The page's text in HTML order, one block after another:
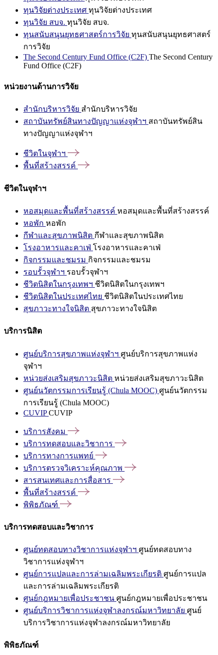
ทุนวิจัยต่างประเทศ ทุนวิจัยต่างประเทศ
ทุนวิจัย สบจ. ทุนวิจัย สบจ.
ทุนสนับสนุนยุทธศาสตร์การวิจัย ทุนสนับสนุนยุทธศาสตร์
การวิจัย
The Second Century Fund Office (C2F) The Second Century
Fund Office (C2F)
หน่วยงานด้านการวิจัย
สำนักบริหารวิจัย สำนักบริหารวิจัย
สถาบันทรัพย์สินทางปัญญาแห่งจุฬาฯ สถาบันทรัพย์สิน
ทางปัญญาแห่งจุฬาฯ
ชีวิตในจุฬาฯ
พื้นที่สร้างสรรค์
ชีวิตในจุฬาฯ
หอสมุดและพื้นที่สร้างสรรค์ หอสมุดและพื้นที่สร้างสรรค์
หอพัก หอพัก
กีฬาและสุขภาพนิสิต กีฬาและสุขภาพนิสิต
โรงอาหารและคาเฟ่ โรงอาหารและคาเฟ่
กิจกรรมและชมรม กิจกรรมและชมรม
รอบรั้วจุฬาฯ รอบรั้วจุฬาฯ
ชีวิตนิสิตในกรุงเทพฯ ชีวิตนิสิตในกรุงเทพฯ
ชีวิตนิสิตในประเทศไทย ชีวิตนิสิตในประเทศไทย
สุขภาวะทางใจนิสิต สุขภาวะทางใจนิสิต
บริการนิสิต
ศูนย์บริการสุขภาพแห่งจุฬาฯ ศูนย์บริการสุขภาพแห่ง
จุฬาฯ
หน่วยส่งเสริมสุขภาวะนิสิต หน่วยส่งเสริมสุขภาวะนิสิต
ศูนย์นวัตกรรมการเรียนรู้ (Chula MOOC) ศูนย์นวัตกรรม
การเรียนรู้ (Chula MOOC)
CUVIPCUVIP
บริการสังคม
บริการทดสอบและวิชาการ
บริการทางการแพทย์
บริการตรวจวิเคราะห์คุณภาพ
สารสนเทศและการสื่อสาร
พื้นที่สร้างสรรค์
พิพิธภัณฑ์
บริการทดสอบและวิชาการ
ศูนย์ทดสอบทางวิชาการแห่งจุฬาฯ ศูนย์ทดสอบทาง
วิชาการแห่งจุฬาฯ
ศูนย์การแปลและการล่ามเฉลิมพระเกียรติ ศูนย์การแปล
และการล่ามเฉลิมพระเกียรติ
ศูนย์กฎหมายเพื่อประชาชน ศูนย์กฎหมายเพื่อประชาชน
ศูนย์บริการวิชาการแห่งจุฬาลงกรณ์มหาวิทยาลัย ศูนย์
บริการวิชาการแห่งจุฬาลงกรณ์มหาวิทยาลัย
พิพิธภัณฑ์